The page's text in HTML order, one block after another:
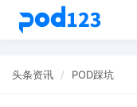
头条资讯 POD踩坑